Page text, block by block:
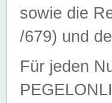
sowie die
/679) und
Für jeden